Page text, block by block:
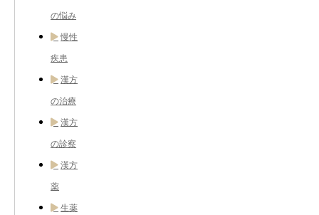
の悩み
慢性
疾患
漢方
の治療
漢方
の診察
漢方
薬
生薬